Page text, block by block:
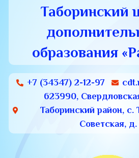
Таборинский
образования
+7 (34347) 2-12-97
623990,
Таборинский район, с.
Советская, д.